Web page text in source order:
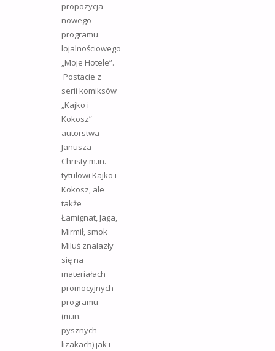
propozycja
nowego
programu
lojalnościowego
„Moje Hotele”.
Postacie z
serii komiksów
„Kajko i
Kokosz”
autorstwa
Janusza
Christy m.in.
tytułowi Kajko i
Kokosz, ale
także
Łamignat, Jaga,
Mirmił, smok
Miluś znalazły
się na
materiałach
promocyjnych
programu
(m.in.
pysznych
lizakach) jak i